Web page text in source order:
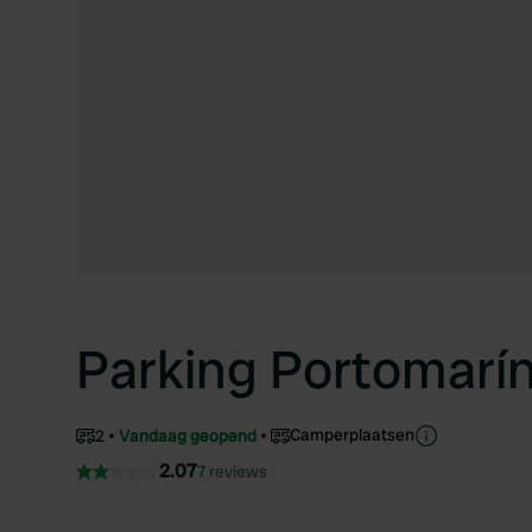
Parking
2 Vandaag geopend Camperplaatsen
2.077 reviews